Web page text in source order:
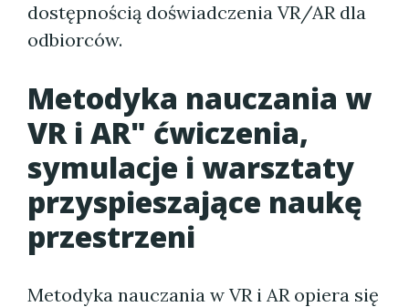
dostępnością doświadczenia VR/AR dla
odbiorców.
Metodyka nauczania w
VR i AR" ćwiczenia,
symulacje i warsztaty
przyspieszające naukę
przestrzeni
Metodyka nauczania w VR i AR opiera się